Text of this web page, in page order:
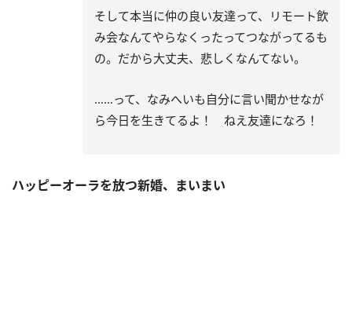
そして本当に仲の良い友達って、リモート飲
み会なんてやらなくったってつながってるも
の。だから大丈夫、悲しくなんてない。
……って、なみへいも自分に言い聞かせなが
ら今日を生きてるよ！ ねえ友達になろ！
ハッピーオーラを放つ新婚、まいまい